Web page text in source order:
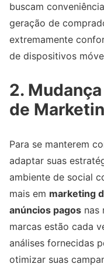
buscam
geração de
extremamente
de dispositivos
2.
de
Para se manterem
adaptar suas
ambiente de social
mais em marketing
anúncios pagos nas
marcas estão cada
análises fornecidas
otimizar suas